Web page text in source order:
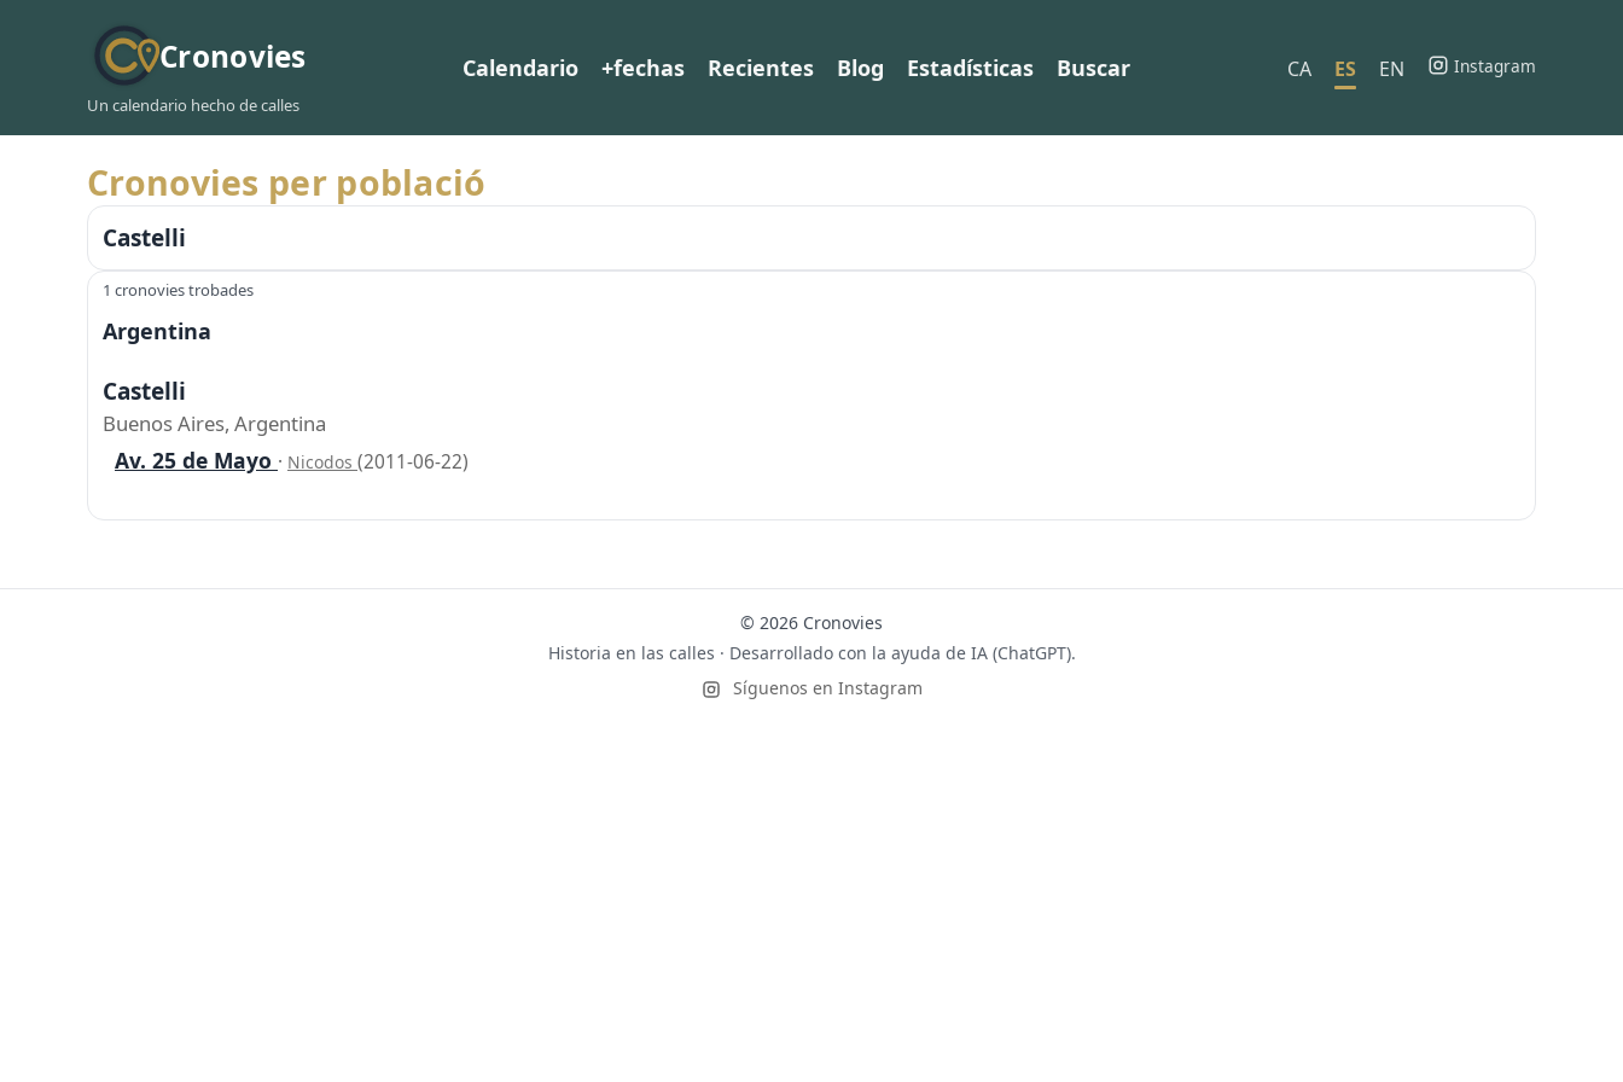
Cronovies
Un calendario hecho de calles
Calendario +fechas Recientes Blog Estadísticas Buscar CA ES EN Instagram
Cronovies per població
Castelli
1 cronovies trobades
Argentina
Castelli
Buenos Aires, Argentina
Av. 25 de Mayo · Nicodos (2011-06-22)
© 2026 Cronovies
Historia en las calles · Desarrollado con la ayuda de IA (ChatGPT).
Síguenos en Instagram